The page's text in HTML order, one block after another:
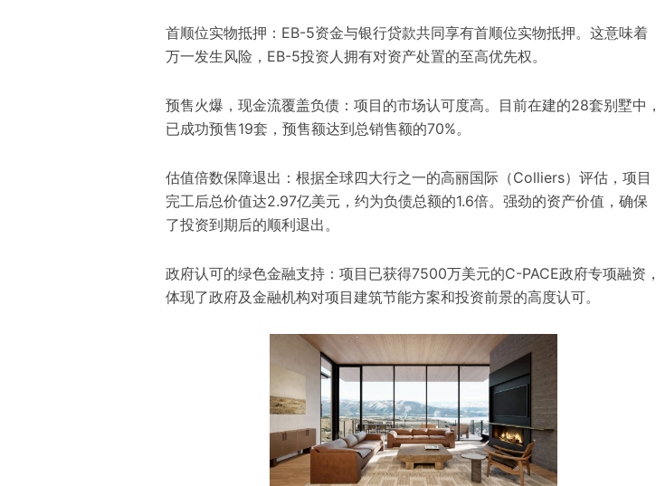
首顺位实物抵押：EB-5资金与银行贷款共同享有首顺位实物抵押。这意味着
万一发生风险，EB-5投资人拥有对资产处置的至高优先权。
预售火爆，现金流覆盖负债：项目的市场认可度高。目前在建的28套别墅中，
已成功预售19套，预售额达到总销售额的70%。
估值倍数保障退出：根据全球四大行之一的高丽国际（Colliers）评估，项目
完工后总价值达2.97亿美元，约为负债总额的1.6倍。强劲的资产价值，确保
了投资到期后的顺利退出。
政府认可的绿色金融支持：项目已获得7500万美元的C-PACE政府专项融资，
体现了政府及金融机构对项目建筑节能方案和投资前景的高度认可。